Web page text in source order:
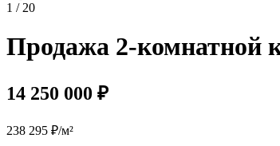
1 / 20
Продажа 2-комнатной
14 250 000 ₽
238 295 ₽/м²